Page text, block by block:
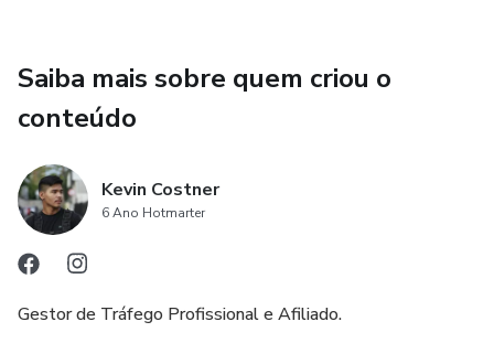
Saiba mais sobre quem criou o
conteúdo
Kevin Costner
6 Ano Hotmarter
Gestor de Tráfego Profissional e Afiliado.